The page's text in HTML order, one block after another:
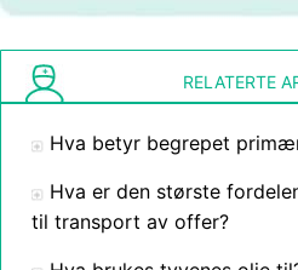
RELATERTE
Hva betyr begrepet
Hva er den største
til transport av offer?